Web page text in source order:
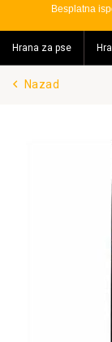
Akvaristika
Teraristika
Brendovi
Besplatna
Hrana za pse
Nazad